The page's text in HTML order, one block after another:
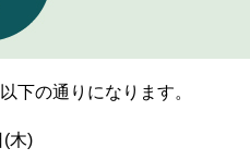
下の通りになります。
(木)